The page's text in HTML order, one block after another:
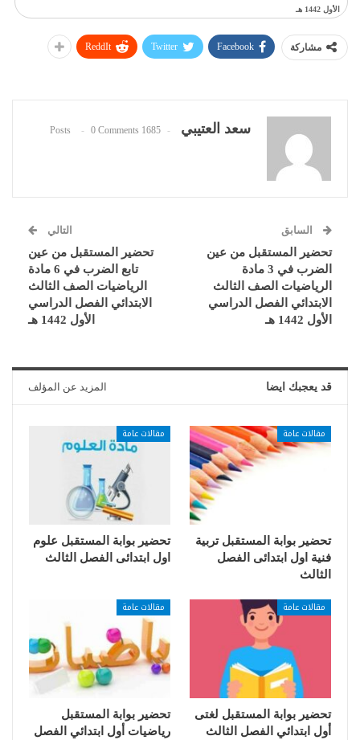
الأول 1442 هـ
مشاركة Facebook
Twitter
ReddIt
سعد العتيبي 1685 Posts
0 Comments
السابق
تحضير المستقبل من عين
الضرب في 3 مادة
الرياضيات الصف الثالث
الابتدائي الفصل الدراسي
الأول 1442 هـ
التالي
تحضير المستقبل من عين
تابع الضرب في 6 مادة
الرياضيات الصف الثالث
الابتدائي الفصل الدراسي
الأول 1442 هـ
قد يعجبك ايضا المزيد عن المؤلف
مقالات عامة
تحضير بوابة المستقبل تربية
فنية اول ابتدائى الفصل
الثالث
مقالات عامة
تحضير بوابة المستقبل علوم
اول ابتدائى الفصل الثالث
مقالات عامة
تحضير بوابة المستقبل لغتى
أول ابتدائي الفصل الثالث
مقالات عامة
تحضير بوابة المستقبل
رياضيات أول ابتدائي الفصل